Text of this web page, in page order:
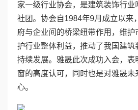
家一级行业协会，是建筑装饰行业
社团。协会自1984年9月成立以来
府与企业间的桥梁纽带作用，维护
护行业整体利益，推动了我国建筑
持续发展。雅晟此次成功入会，表
窗的高度认可，同时也是对雅晟未
心。